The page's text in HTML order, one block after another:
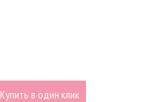
Купить в один клик